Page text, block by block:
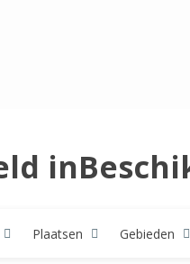
Plaatsen Gebieden